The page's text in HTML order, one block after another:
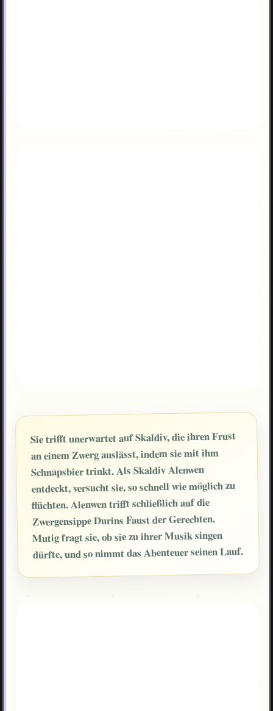
Sie trifft unerwartet auf Skaldiv, die ihren Frust
an einem Zwerg auslässt, indem sie mit ihm
Schnapsbier trinkt. Als Skaldiv Alenwen
entdeckt, versucht sie, so schnell wie möglich zu
flüchten. Alenwen trifft schließlich auf die
Zwergensippe Durins Faust der Gerechten.
Mutig fragt sie, ob sie zu ihrer Musik singen
dürfte, und so nimmt das Abenteuer seinen Lauf.